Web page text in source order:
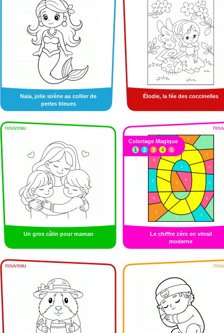
Naïa, jolie sirène au collier de
perles bleues
Élodie, la fée des coccinelles
nouveau
Un gros câlin pour maman
Le chiffre zéro en vitrail
moderne
Coloriage Magique
1
2 3 4 5
nouveau